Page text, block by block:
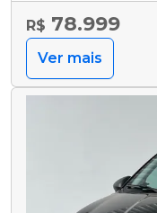
R$ 78.999
Ver mais